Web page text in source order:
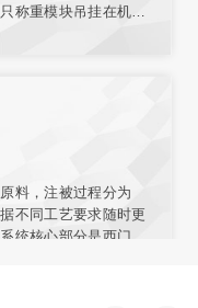
称重模块吊挂在机架
安装传感器排列位置
料，注被过程分为
不同工艺要求随时更
统核心部分是西门子